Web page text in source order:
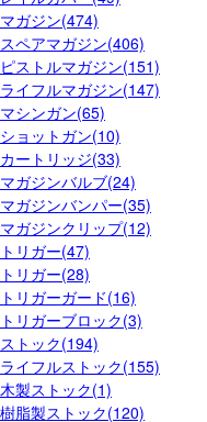
マガジン(474)
スペアマガジン(406)
ピストルマガジン(151)
ライフルマガジン(147)
マシンガン(65)
ショットガン(10)
カートリッジ(33)
マガジンバルブ(24)
マガジンバンパー(35)
マガジンクリップ(12)
トリガー(47)
トリガー(28)
トリガーガード(16)
トリガーブロック(3)
ストック(194)
ライフルストック(155)
木製ストック(1)
樹脂製ストック(120)